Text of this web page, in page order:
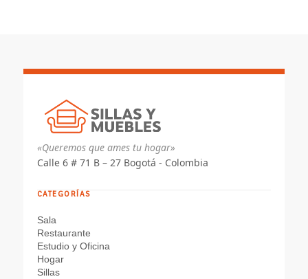
«Queremos que ames tu hogar»
Calle 6 # 71 B – 27 Bogotá - Colombia
CATEGORÍAS
Sala
Restaurante
Estudio y Oficina
Hogar
Sillas